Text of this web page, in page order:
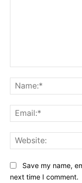
Save my name,
next time I comment.